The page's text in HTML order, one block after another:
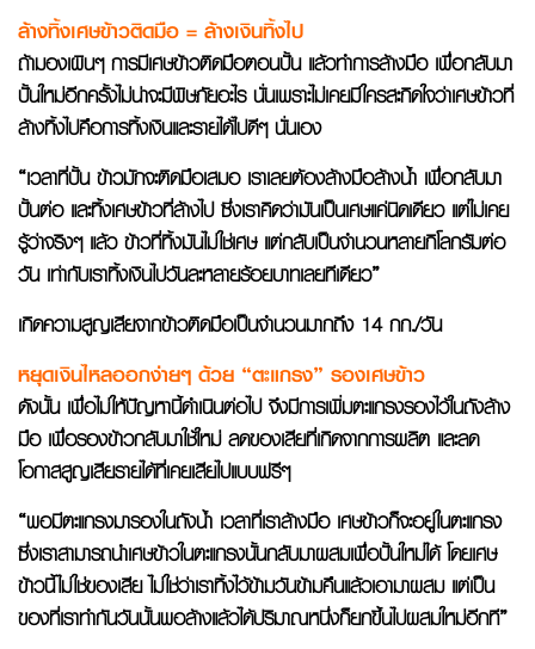
ล้างทิ้งเศษข้าวติดมือ = ล้างเงินทิ้งไป
ถ้ามองเผินๆ การมีเศษข้าวติดมือตอนปั้น แล้วทำการล้างมือ เพื่อกลับมา
ปั้นใหม่อีกครั้งไม่น่าจะมีพิษภัยอะไร นั่นเพราะไม่เคยมีใครสะกิดใจว่าเศษข้าวที่
ล้างทิ้งไปคือการทิ้งเงินและรายได้ไปดีๆ นั่นเอง
“เวลาที่ปั้น ข้าวมักจะติดมือเสมอ เราเลยต้องล้างมือล้างน้ำ เพื่อกลับมา
ปั้นต่อ และทิ้งเศษข้าวที่ล้างไป ซึ่งเราคิดว่ามันเป็นเศษแค่นิดเดียว แต่ไม่เคย
รู้ว่าจริงๆ แล้ว ข้าวที่ทิ้งมันไม่ใช่เศษ แต่กลับเป็นจำนวนหลายกิโลกรัมต่อ
วัน เท่ากับเราทิ้งเงินไปวันละหลายร้อยบาทเลยทีเดียว”
เกิดความสูญเสียจากข้าวติดมือเป็นจำนวนมากถึง 14 กก./วัน
หยุดเงินไหลออกง่ายๆ ด้วย “ตะแกรง” รองเศษข้าว
ดังนั้น เพื่อไม่ให้ปัญหานี้ดำเนินต่อไป จึงมีการเพิ่มตะแกรงรองไว้ในถังล้าง
มือ เพื่อรองข้าวกลับมาใช้ใหม่ ลดของเสียที่เกิดจากการผลิต และลด
โอกาสสูญเสียรายได้ที่เคยเสียไปแบบฟรีๆ
“พอมีตะแกรงมารองในถังน้ำ เวลาที่เราล้างมือ เศษข้าวก็จะอยู่ในตะแกรง
ซึ่งเราสามารถนำเศษข้าวในตะแกรงนั้นกลับมาผสมเพื่อปั้นใหม่ได้ โดยเศษ
ข้าวนี้ไม่ใช่ของเสีย ไม่ใช่ว่าเราทิ้งไว้ข้ามวันข้ามคืนแล้วเอามาผสม แต่เป็น
ของที่เราทำกันวันนั้นพอล้างแล้วได้ปริมาณหนึ่งก็ยกขึ้นไปผสมใหม่อีกที”